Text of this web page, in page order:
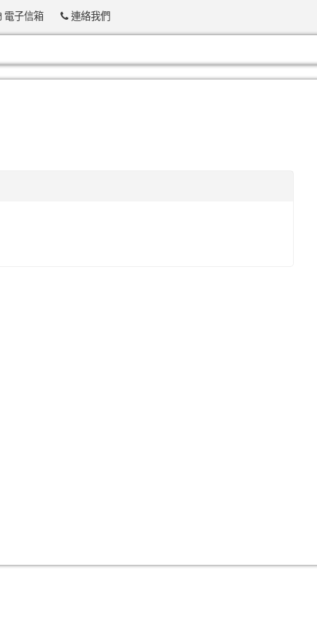
電子信箱 連絡我們